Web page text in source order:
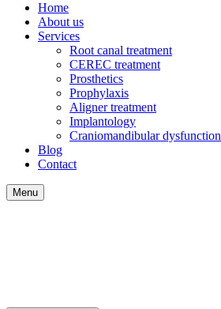
Home
About us
Services
Root canal treatment
CEREC treatment
Prosthetics
Prophylaxis
Aligner treatment
Implantology
Craniomandibular dysfunction
Blog
Contact
Menu